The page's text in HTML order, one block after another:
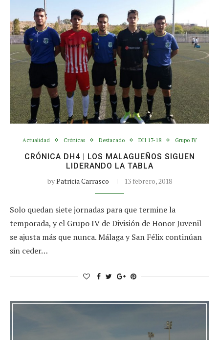
Actualidad Crónicas Destacado DH 17-18 Grupo IV
CRÓNICA DH4 | LOS MALAGUEÑOS SIGUEN
LIDERANDO LA TABLA
byPatricia Carrasco 13 febrero, 2018
Solo quedan siete jornadas para que termine la
temporada, y el Grupo IV de División de Honor Juvenil
se ajusta más que nunca. Málaga y San Félix continúan
sin ceder…